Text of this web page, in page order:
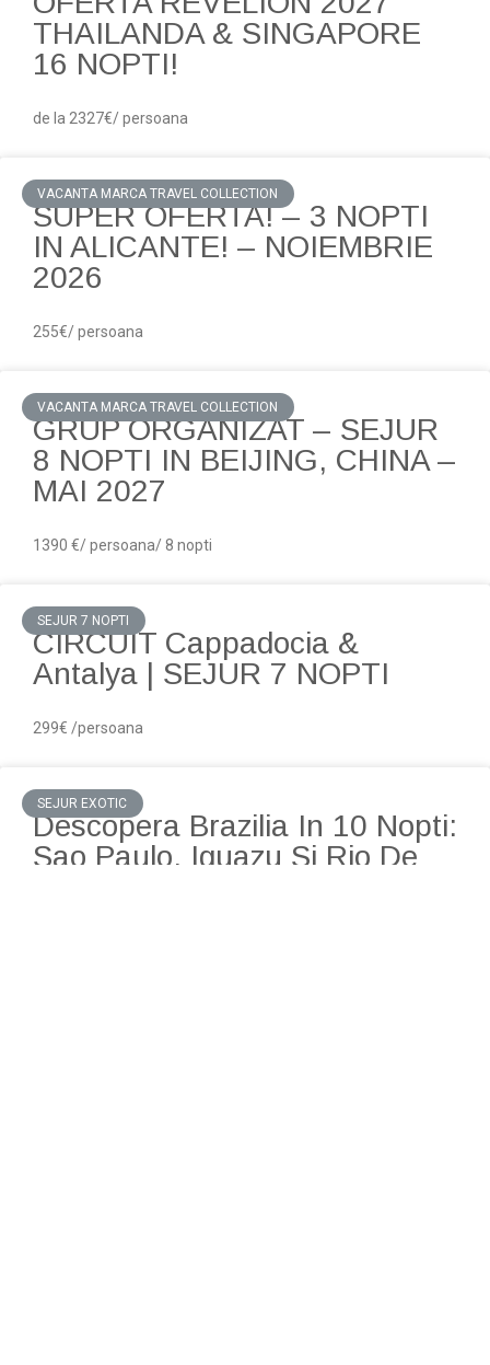
THAILANDA & SINGAPORE
16 NOPTI!
de la 2327€/ persoana
VACANTA MARCA TRAVEL COLLECTION
SUPER OFERTA! – 3 NOPTI
IN ALICANTE! – NOIEMBRIE
2026
255€/ persoana
VACANTA MARCA TRAVEL COLLECTION
GRUP ORGANIZAT – SEJUR
8 NOPTI IN BEIJING, CHINA –
MAI 2027
1390 €/ persoana/ 8 nopti
SEJUR 7 NOPTI
CIRCUIT Cappadocia &
Antalya | SEJUR 7 NOPTI
299€ /persoana
SEJUR EXOTIC
Descopera Brazilia In 10 Nopti:
Sao Paulo, Iguazu Si Rio De